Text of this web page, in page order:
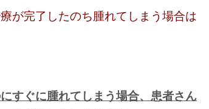
が完了したのち腫れてしまう場合は
すぐに腫れてしまう場合、患者さん